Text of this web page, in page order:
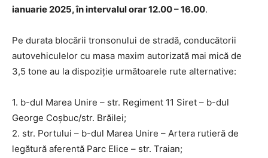
ianuarie 2025, în intervalul orar 12.00 – 16.00.
Pe durata blocării tronsonului de stradă, conducătorii
autovehiculelor cu masa maxim autorizată mai mică de
3,5 tone au la dispoziție următoarele rute alternative:
1. b-dul Marea Unire – str. Regiment 11 Siret – b-dul
George Coșbuc/str. Brăilei;
2. str. Portului – b-dul Marea Unire – Artera rutieră de
legătură aferentă Parc Elice – str. Traian;